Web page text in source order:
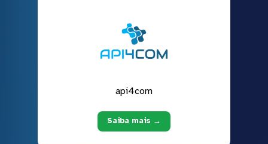
api4com
Saiba mais →